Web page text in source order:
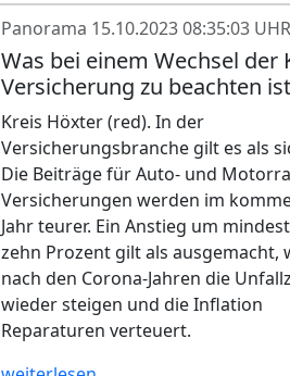
Panorama 15.10.2023 08:35:03 UHR
Was bei einem Wechsel der
Versicherung zu beachten ist
Kreis Höxter (red). In der
Versicherungsbranche gilt es als
Die Beiträge für Auto- und
Versicherungen werden im
Jahr teurer. Ein Anstieg um
zehn Prozent gilt als ausgemacht,
nach den Corona-Jahren die
wieder steigen und die Inflation
Reparaturen verteuert.